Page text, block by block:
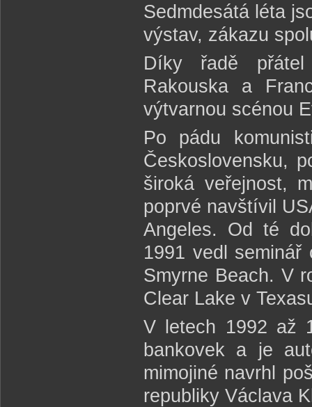
Sedmdesátá léta
výstav, zákazu
Díky řadě
Rakouska a
výtvarnou scénou
Po pádu
Československu,
široká veřejnost,
poprvé navštívil
Angeles. Od té
1991 vedl
Smyrne Beach. V
Clear Lake v
V letech 1992 až
bankovek a je
mimojiné navrhl
republiky Václava